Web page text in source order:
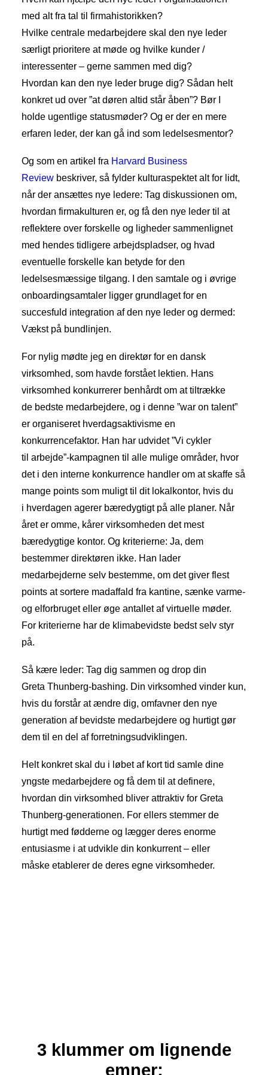
med alt fra tal til firmahistorikken?
Hvilke centrale medarbejdere skal den nye leder
særligt prioritere at møde og hvilke kunder /
interessenter – gerne sammen med dig?
Hvordan kan den nye leder bruge dig? Sådan helt
konkret ud over ”at døren altid står åben”? Bør I
holde ugentlige statusmøder? Og er der en mere
erfaren leder, der kan gå ind som ledelsesmentor?
Og som en artikel fra Harvard Business
Review beskriver, så fylder kulturaspektet alt for lidt,
når der ansættes nye ledere: Tag diskussionen om,
hvordan firmakulturen er, og få den nye leder til at
reflektere over forskelle og ligheder sammenlignet
med hendes tidligere arbejdspladser, og hvad
eventuelle forskelle kan betyde for den
ledelsesmæssige tilgang. I den samtale og i øvrige
onboardingsamtaler ligger grundlaget for en
succesfuld integration af den nye leder og dermed:
Vækst på bundlinjen.
For nylig mødte jeg en direktør for en dansk
virksomhed, som havde forstået lektien. Hans
virksomhed konkurrerer benhårdt om at tiltrække
de bedste medarbejdere, og i denne ”war on talent”
er organiseret hverdagsaktivisme en
konkurrencefaktor. Han har udvidet ”Vi cykler
til arbejde”-kampagnen til alle mulige områder, hvor
det i den interne konkurrence handler om at skaffe så
mange points som muligt til dit lokalkontor, hvis du
i hverdagen agerer bæredygtigt på alle planer. Når
året er omme, kårer virksomheden det mest
bæredygtige kontor. Og kriterierne: Ja, dem
bestemmer direktøren ikke. Han lader
medarbejderne selv bestemme, om det giver flest
points at sortere madaffald fra kantine, sænke varme-
og elforbruget eller øge antallet af virtuelle møder.
For kriterierne har de klimabevidste bedst selv styr
på.
Så kære leder: Tag dig sammen og drop din
Greta Thunberg-bashing. Din virksomhed vinder kun,
hvis du forstår at ændre dig, omfavner den nye
generation af bevidste medarbejdere og hurtigt gør
dem til en del af forretningsudviklingen.
Helt konkret skal du i løbet af kort tid samle dine
yngste medarbejdere og få dem til at definere,
hvordan din virksomhed bliver attraktiv for Greta
Thunberg-generationen. For ellers stemmer de
hurtigt med fødderne og lægger deres enorme
entusiasme i at udvikle din konkurrent – eller
måske etablerer de deres egne virksomheder.
3 klummer om lignende
emner: